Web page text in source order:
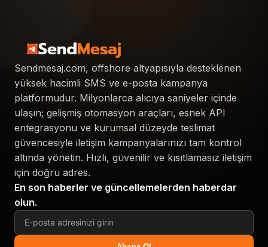
biçimde geniş kitlelere ulaşabilir, yüksek iletim oranları
elde edebilir ve kampanya maliyetlerini önemli ölçüde
düşürebilir.
Neden Offshore Tercih Edilmeli?
Offshore altyapılar, geleneksel yurt içi çözümlere
kıyasla birçok avantaj sunar. Her şeyden önce, farklı
ülkelerdeki sunucular üzerinden gönderim yapılabildiği
için spam filtrelerine takılma oranı belirgin şekilde düşer.
Bunun yanı sıra yüksek hacimli gönderimler için çok
daha esnek kotalar tanımlanabilir ve farklı ülkelere
yönelik kampanyalar tek bir panel üzerinden kolayca
Sendmesaj.com, offshore altyapısıyla desteklenen
yüksek hacimli SMS ve e-posta kampanya
platformudur. Milyonlarca alıcıya saniyeler içinde
ulaşın; gelişmiş otomasyon araçları, esnek API
entegrasyonu ve kurumsal düzeyde teslimat
güvencesiyle iletişim kampanyalarınızı tam kontrol
altında yönetin. Hızlı, güvenilir ve kısıtlamasız iletişim
için doğru adres.
En son haberler ve güncellemelerden haberdar
olun.